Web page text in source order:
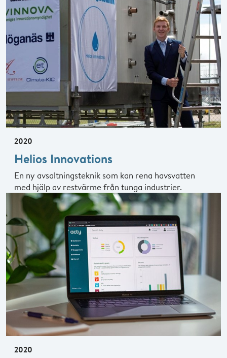
2020
Helios Innovations
En ny avsaltningsteknik som kan rena havsvatten
med hjälp av restvärme från tunga industrier.
2020